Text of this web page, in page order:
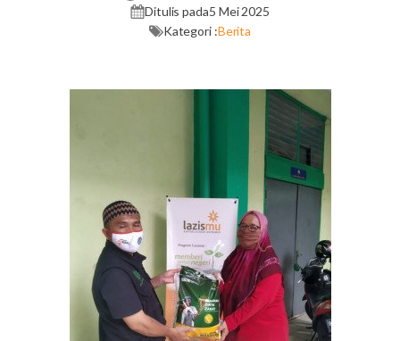
Ditulis pada5 Mei 2025
Kategori :Berita